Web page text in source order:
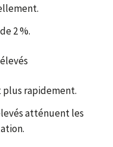
2 %.
plus rapidement.
atténuent les